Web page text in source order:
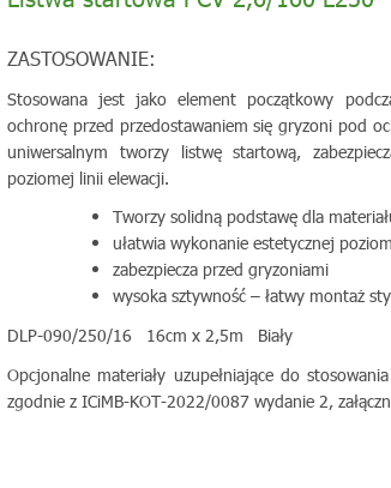
ZASTOSOWANIE:
Stosowana jest jako element początkowy
ochronę przed przedostawaniem się gryzoni pod
uniwersalnym tworzy listwę startową,
poziomej linii elewacji.
Tworzy solidną podstawę dla
ułatwia wykonanie estetycznej
zabezpiecza przed gryzoniami
wysoka sztywność – łatwy montaż
DLP-090/250/16 16cm x 2,5m Biały
Opcjonalne materiały uzupełniające do
zgodnie z ICiMB-KOT-2022/0087 wydanie 2,